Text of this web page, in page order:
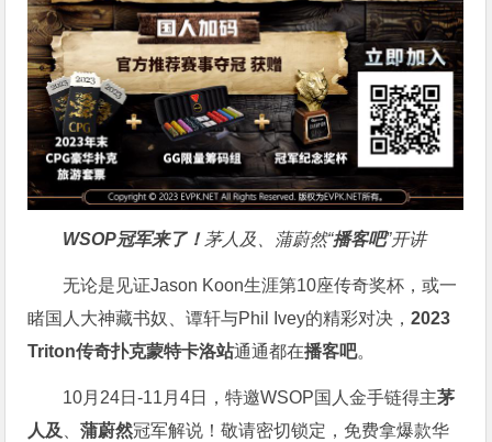
WSOP冠军来了！ 茅人及、蒲蔚然“播客吧”开讲
无论是见证Jason Koon生涯第10座传奇奖杯，或一
睹国人大神藏书奴、谭轩与Phil Ivey的精彩对决，2023
Triton传奇扑克蒙特卡洛站通通都在播客吧。
10月24日-11月4日，特邀WSOP国人金手链得主茅
人及
、蒲蔚然冠军解说！敬请密切锁定，免费拿爆款华